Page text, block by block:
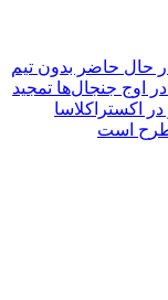
حال حاضر بدون تیم
اوج جنجال‌ها تمجید
اکستراکلاسا
است